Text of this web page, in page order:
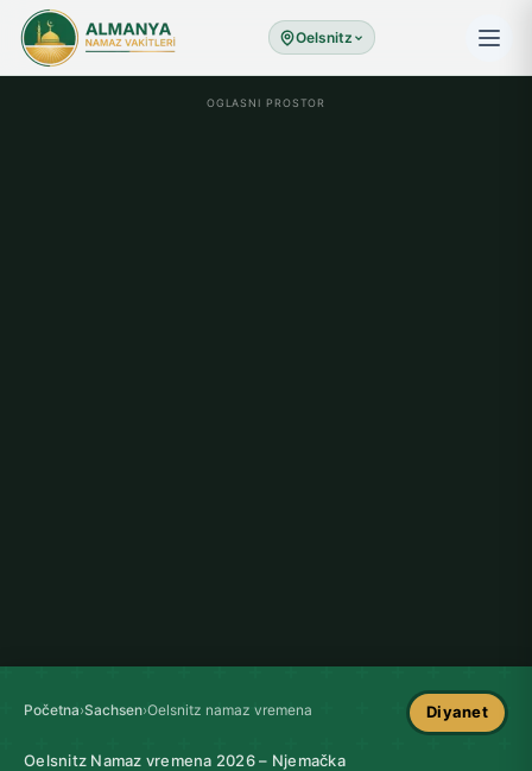
Oelsnitz
OGLASNI PROSTOR
Početna›Sachsen›Oelsnitz namaz vremena Diyanet
Oelsnitz Namaz vremena 2026 – Njemačka